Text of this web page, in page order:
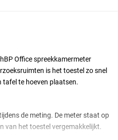
Office spreekkamermeter
is het toestel zo snel
tafel te hoeven plaatsen.
de meting. De meter staat op
van het toestel vergemakkelijkt.